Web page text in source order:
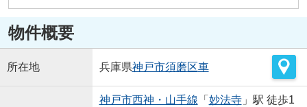
物件概要
所在地 兵庫県神戸市須磨区車
神戸市西神・山手線 「 妙法寺」駅 徒歩1